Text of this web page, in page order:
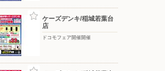
ケーズデンキ/稲城若葉台
店
ドコモフェア開催開催